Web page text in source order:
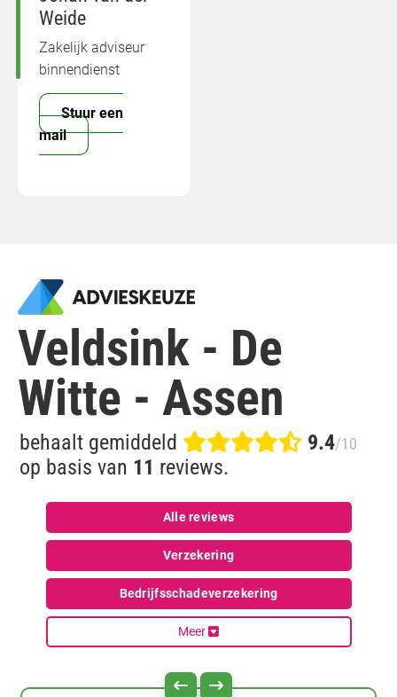
Weide
Zakelijk adviseur
binnendienst
Stuur een
mail
Veldsink - De
Witte - Assen
behaalt gemiddeld 9.4/10
op basis van 11 reviews.
Alle reviews
Verzekering
Bedrijfsschadeverzekering
Meer